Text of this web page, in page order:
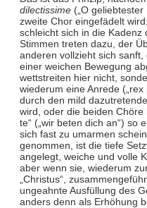
dilectissime(„O geliebtester
zweite Chor eingefädelt
schleicht sich in die Kadenz
Stimmen treten dazu, der
anderen vollzieht sich
einer weichen Bewegung
wettstreiten hier nicht,
wiederum eine Anrede („rex
durch den mild
wird, oder die beiden
te“ („wir beten dich an“) so
sich fast zu umarmen
genommen, ist die tiefe
angelegt, weiche und volle
aber wenn sie, wiederum
„Christus“,
ungeahnte Ausfüllung des
anders denn als Erhöhung